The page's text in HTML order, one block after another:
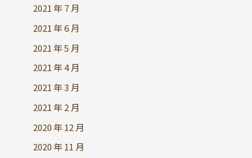
2021 年 7 月
2021 年 6 月
2021 年 5 月
2021 年 4 月
2021 年 3 月
2021 年 2 月
2020 年 12 月
2020 年 11 月